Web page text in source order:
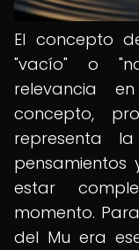
El concepto
"vacío" o
relevancia
concepto,
representa
estar
momento.
del Mu era